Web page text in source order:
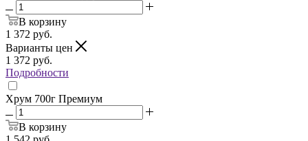
В корзину
1 372 руб.
Варианты цен
1 372 руб.
Подробности
Хрум 700г Премиум
В корзину